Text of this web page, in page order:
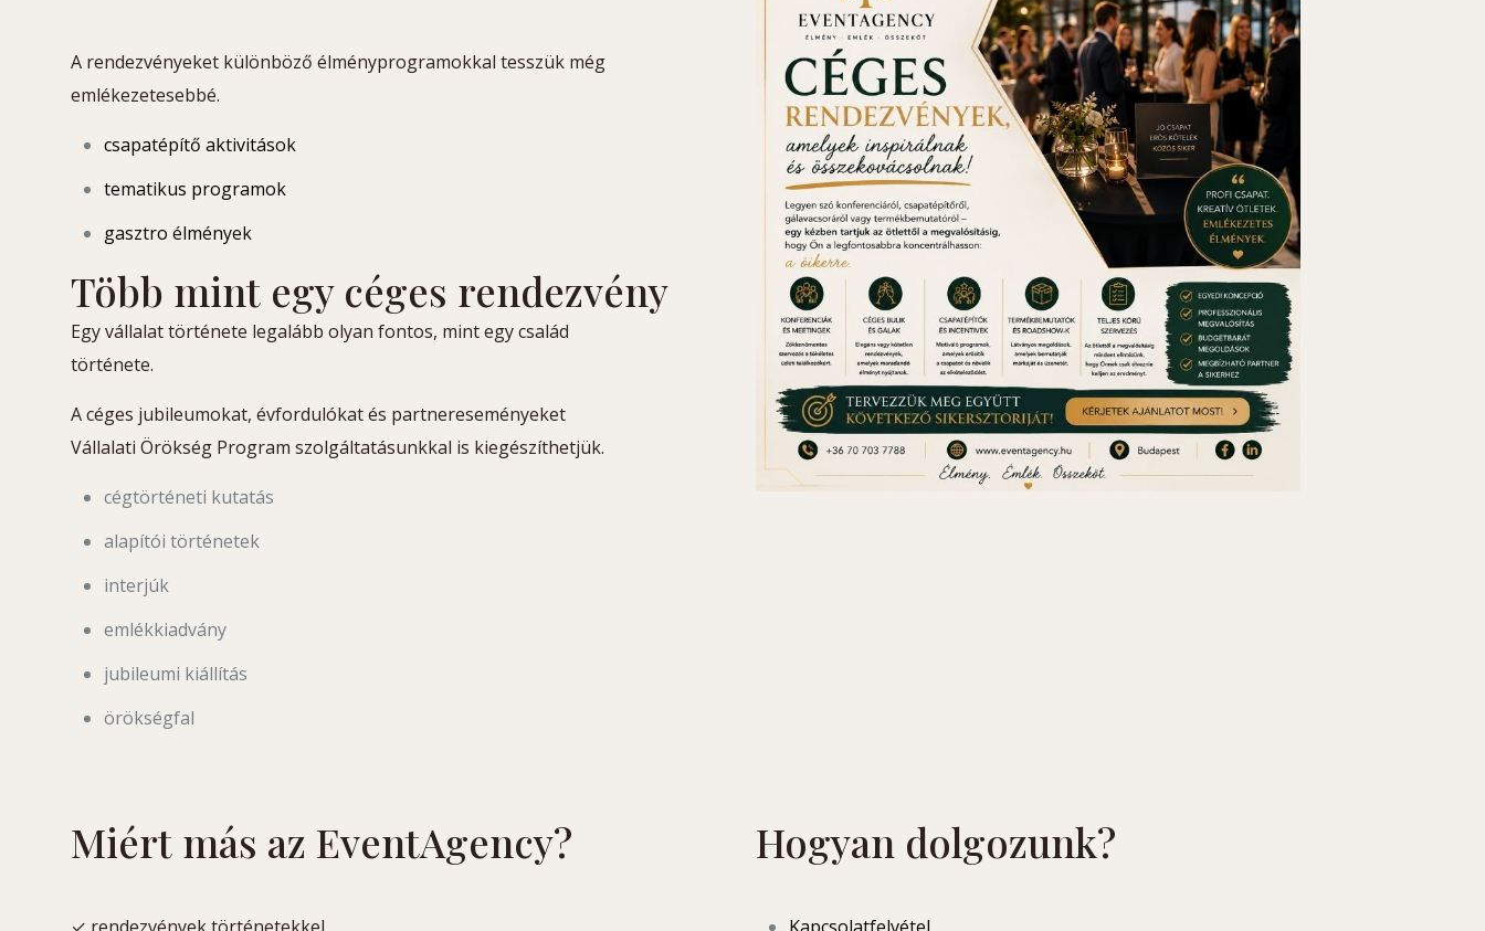
A rendezvényeket különböző élményprogramokkal tesszük még
emlékezetesebbé.
csapatépítő aktivitások
tematikus programok
gasztro élmények
Több mint egy céges rendezvény
Egy vállalat története legalább olyan fontos, mint egy család
története.
A céges jubileumokat, évfordulókat és partnereseményeket
Vállalati Örökség Program szolgáltatásunkkal is kiegészíthetjük.
cégtörténeti kutatás
alapítói történetek
interjúk
emlékkiadvány
jubileumi kiállítás
örökségfal
Miért más az EventAgency? Hogyan dolgozunk?